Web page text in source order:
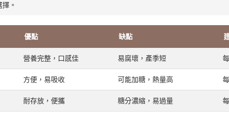
。
優點 缺點
營養完整，口感佳 易腐壞，產季短
方便，易吸收 可能加糖，熱量高
耐存放，便攜 糖分濃縮，易過量